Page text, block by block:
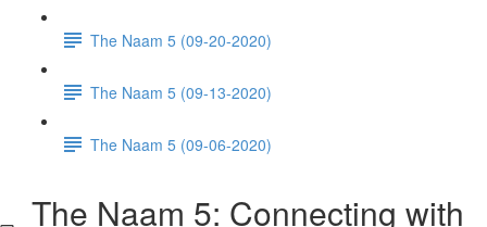
The Naam 5 (09-20-2020)
The Naam 5 (09-13-2020)
The Naam 5 (09-06-2020)
The Naam 5: Connecting with